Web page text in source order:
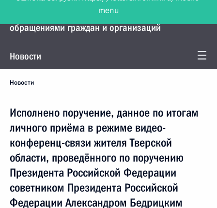
Управление Президента по работе с
обращениями граждан и организаций
Новости
Новости
Исполнено поручение, данное по итогам
личного приёма в режиме видео-
конференц-связи жителя Тверской
области, проведённого по поручению
Президента Российской Федерации
советником Президента Российской
Федерации Александром Бедрицким
menu